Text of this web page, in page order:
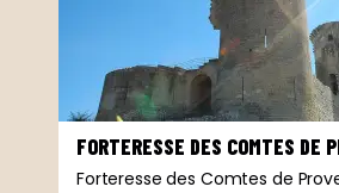
FORTERESSE DES COMTES DE
Forteresse des Comtes de